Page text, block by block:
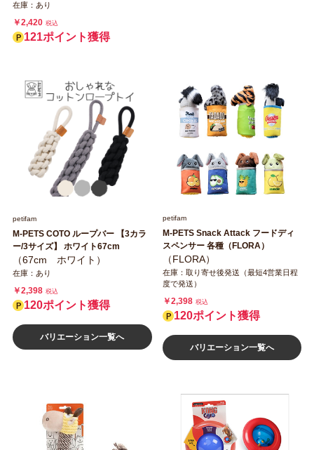
在庫：あり
￥2,420 税込
121ポイント獲得
petifam
M-PETS COTO ループバー 【3カラ
ー/3サイズ】 ホワイト67cm
（67cm ホワイト）
在庫：あり
￥2,398 税込
120ポイント獲得
バリエーション一覧へ
petifam
M-PETS Snack Attack フードディ
スペンサー 各種（FLORA）
（FLORA）
在庫：取り寄せ後発送（最短4営業日程
度で発送）
￥2,398 税込
120ポイント獲得
バリエーション一覧へ